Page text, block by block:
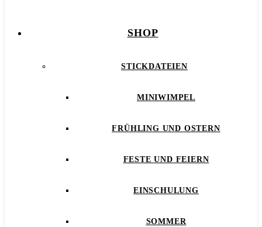
SHOP
STICKDATEIEN
MINIWIMPEL
FRÜHLING UND OSTERN
FESTE UND FEIERN
EINSCHULUNG
SOMMER